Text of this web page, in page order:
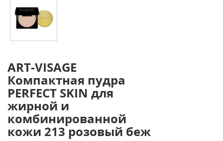
ART-VISAGE
Компактная пудра
PERFECT SKIN для
жирной и
комбинированной
кожи 213 розовый беж